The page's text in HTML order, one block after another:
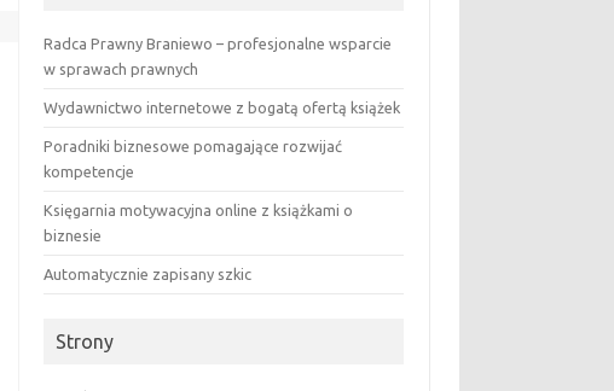
Radca Prawny Braniewo – profesjonalne wsparcie
w sprawach prawnych
Wydawnictwo internetowe z bogatą ofertą książek
Poradniki biznesowe pomagające rozwijać
kompetencje
Księgarnia motywacyjna online z książkami o
biznesie
Automatycznie zapisany szkic
Strony